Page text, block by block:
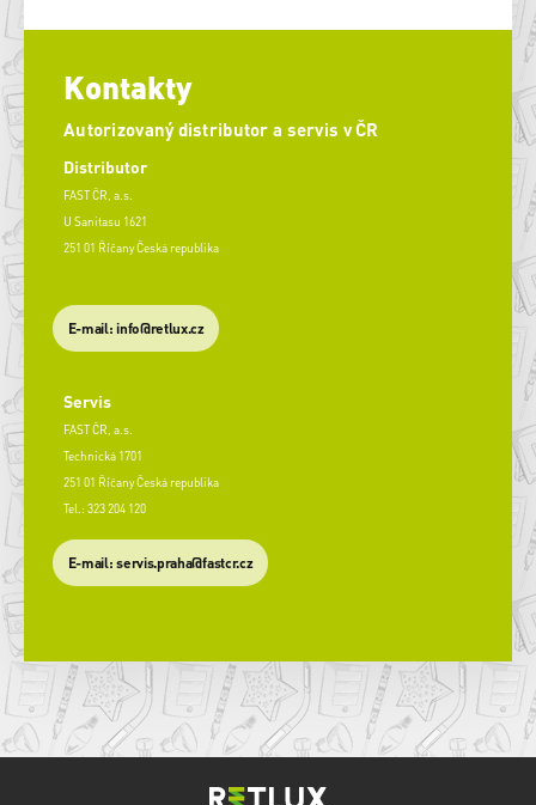
Kontakty
Autorizovaný distributor a servis v ČR
Distributor
FAST ČR, a.s.
U Sanitasu 1621
251 01 Říčany Česká republika
E-mail: info@retlux.cz
Servis
FAST ČR, a.s.
Technická 1701
251 01 Říčany Česká republika
Tel.: 323 204 120
​E-mail: servis.praha@fastcr.cz